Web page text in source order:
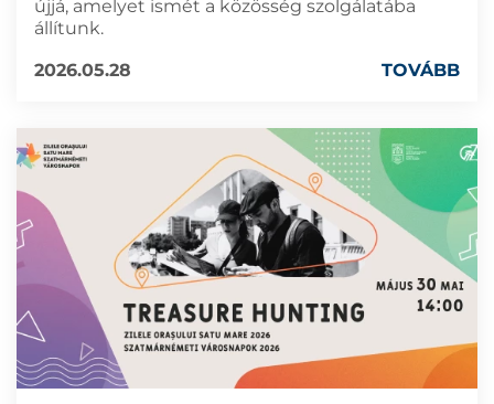
újjá, amelyet ismét a közösség szolgálatába
állítunk.
2026.05.28
TOVÁBB